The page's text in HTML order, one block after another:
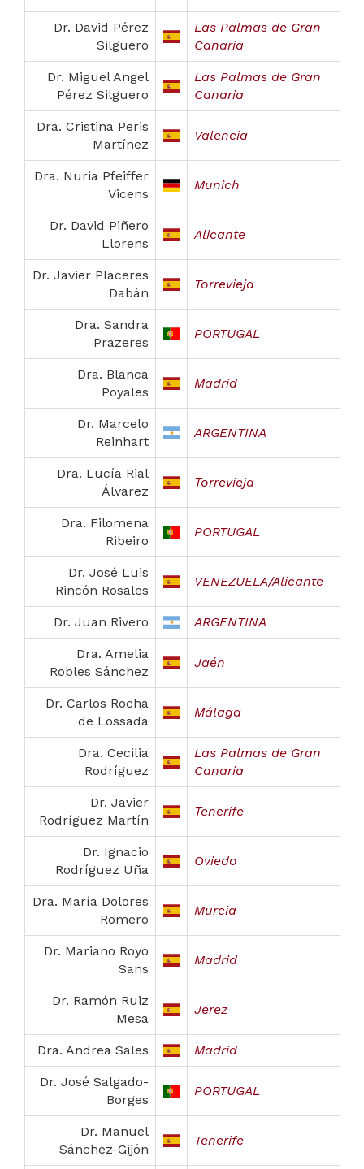
Dr. David Pérez
Silguero
Las Palmas de Gran
Canaria
Dr. Miguel Angel
Pérez Silguero
Las Palmas de Gran
Canaria
Dra. Cristina Peris
Martínez
Valencia
Dra. Nuria Pfeiffer
Vicens
Munich
Dr. David Piñero
Llorens
Alicante
Dr. Javier Placeres
Dabán
Torrevieja
Dra. Sandra
Prazeres
PORTUGAL
Dra. Blanca
Poyales
Madrid
Dr. Marcelo
Reinhart
ARGENTINA
Dra. Lucía Rial
Álvarez
Torrevieja
Dra. Filomena
Ribeiro
PORTUGAL
Dr. José Luis
Rincón Rosales
VENEZUELA/Alicante
Dr. Juan Rivero ARGENTINA
Dra. Amelia
Robles Sánchez
Jaén
Dr. Carlos Rocha
de Lossada
Málaga
Dra. Cecilia
Rodríguez
Las Palmas de Gran
Canaria
Dr. Javier
Rodríguez Martín
Tenerife
Dr. Ignacio
Rodríguez Uña
Oviedo
Dra. María Dolores
Romero
Murcia
Dr. Mariano Royo
Sans
Madrid
Dr. Ramón Ruiz
Mesa
Jerez
Dra. Andrea Sales Madrid
Dr. José Salgado-
Borges
PORTUGAL
Dr. Manuel
Sánchez-Gijón
Tenerife